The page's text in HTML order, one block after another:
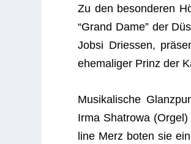
Zu den beson­de­ren
“Grand Dame” der
Jobsi Dries­sen,
ehe­ma­li­ger Prinz der
Musi­ka­li­sche
Irma Sha­trowa
line Merz boten sie